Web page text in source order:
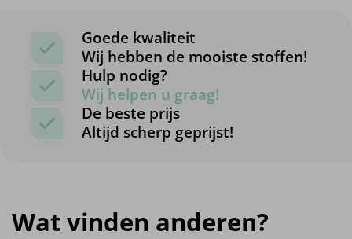
Goede kwaliteit
Wij hebben de mooiste stoffen!
Hulp nodig?
Wij helpen u graag!
De beste prijs
Altijd scherp geprijst!
Wat vinden anderen?